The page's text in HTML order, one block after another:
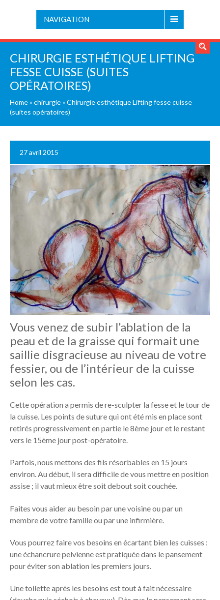
NAVIGATION
CHIRURGIE ESTHÉTIQUE LIFTING
FESSE CUISSE (SUITES
OPÉRATOIRES)
Home» chirurgie» Chirurgie esthétique Lifting fesse cuisse
(suites opératoires)
27 avril 2015
Vous venez de subir l’ablation de la
peau et de la graisse qui formait une
saillie disgracieuse au niveau de votre
fessier, ou de l’intérieur de la cuisse
selon les cas.
Cette opération a permis de re-sculpter la fesse et le tour de
la cuisse. Les points de suture qui ont été mis en place sont
retirés progressivement en partie le 8ème jour et le restant
vers le 15ème jour post-opératoire.
Parfois, nous mettons des fils résorbables en 15 jours
environ. Au début, il sera difficile de vous mettre en position
assise ; il vaut mieux être soit debout soit couchée.
Faites vous aider au besoin par une voisine ou par un
membre de votre famille ou par une infirmière.
Vous pourrez faire vos besoins en écartant bien les cuisses :
une échancrure pelvienne est pratiquée dans le pansement
pour éviter son ablation les premiers jours.
Une toilette après les besoins est tout à fait nécessaire